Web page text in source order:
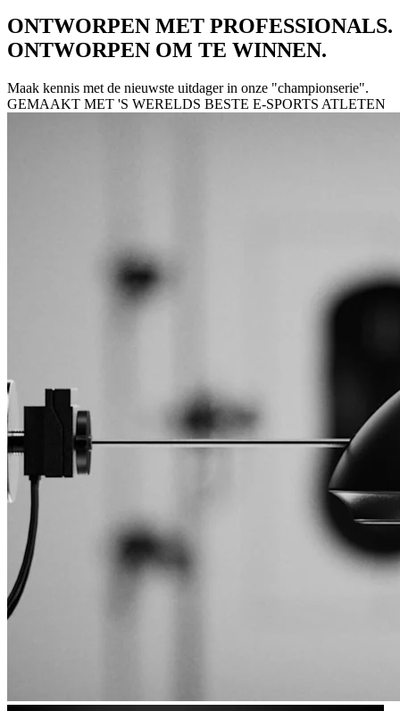
ONTWORPEN MET PROFESSIONALS.
ONTWORPEN OM TE WINNEN.
Maak kennis met de nieuwste uitdager in onze "championserie".
GEMAAKT MET 'S WERELDS BESTE E-SPORTS ATLETEN